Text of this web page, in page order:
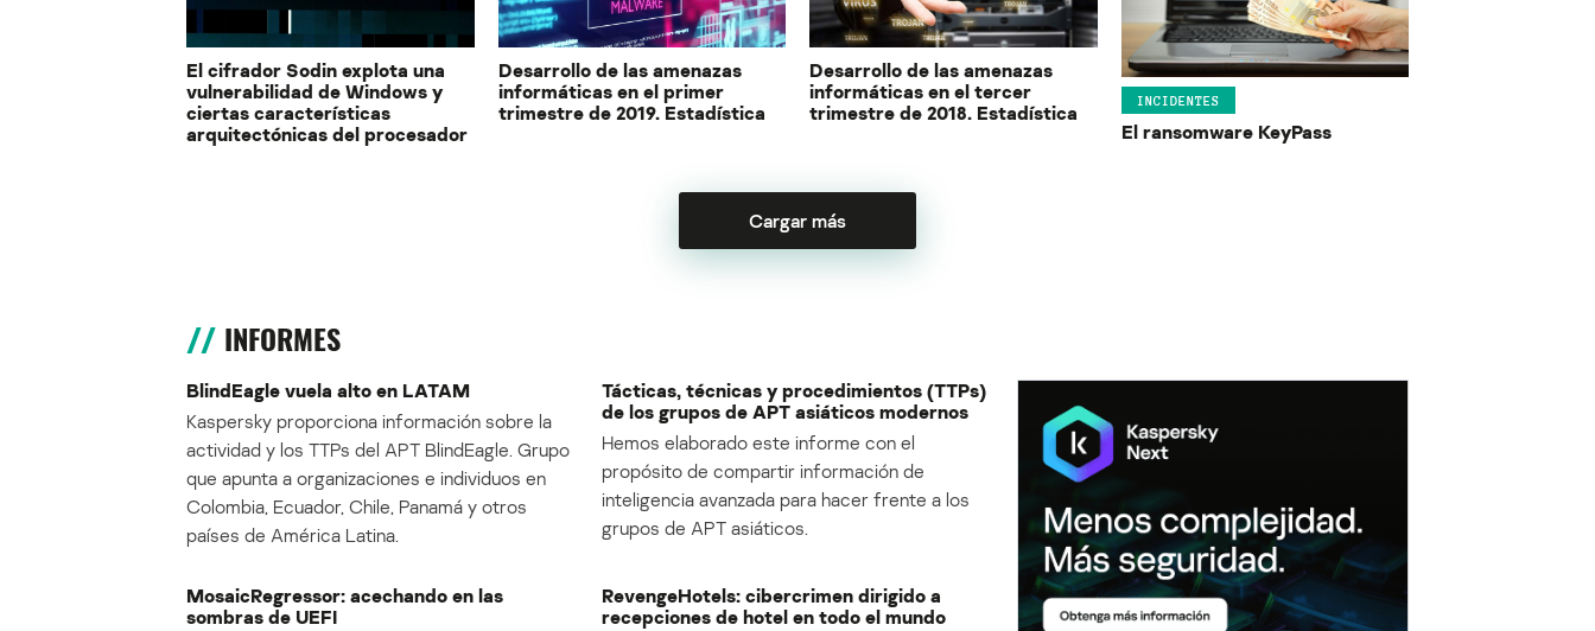
El cifrador Sodin explota una
vulnerabilidad de Windows y
ciertas características
arquitectónicas del procesador
Desarrollo de las amenazas
informáticas en el primer
trimestre de 2019. Estadística
Desarrollo de las amenazas
informáticas en el tercer
trimestre de 2018. Estadística
INCIDENTES
El ransomware KeyPass
Cargar más
INFORMES
BlindEagle vuela alto en LATAM
Kaspersky proporciona información sobre la
actividad y los TTPs del APT BlindEagle. Grupo
que apunta a organizaciones e individuos en
Colombia, Ecuador, Chile, Panamá y otros
países de América Latina.
Tácticas, técnicas y procedimientos (TTPs)
de los grupos de APT asiáticos modernos
Hemos elaborado este informe con el
propósito de compartir información de
inteligencia avanzada para hacer frente a los
grupos de APT asiáticos.
MosaicRegressor: acechando en las
sombras de UEFI
RevengeHotels: cibercrimen dirigido a
recepciones de hotel en todo el mundo